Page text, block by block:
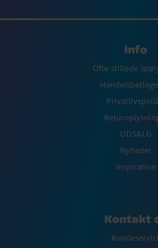
Info
Ofte stillede
UDSALG
Nyheder
Inspiration
Kontakt